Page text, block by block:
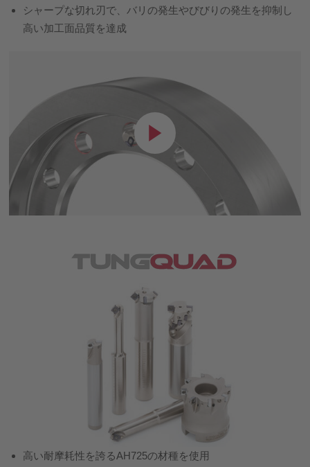
シャープな切れ刃で、バリの発生やびびりの発生を抑制し
高い加工面品質を達成
高い耐摩耗性を誇るAH725の材種を使用